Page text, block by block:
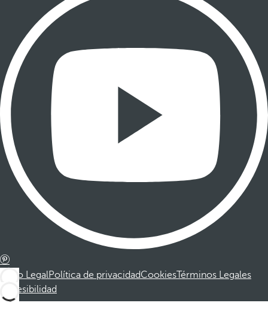
Aviso LegalPolítica de privacidadCookiesTérminos Legales
Accesibilidad